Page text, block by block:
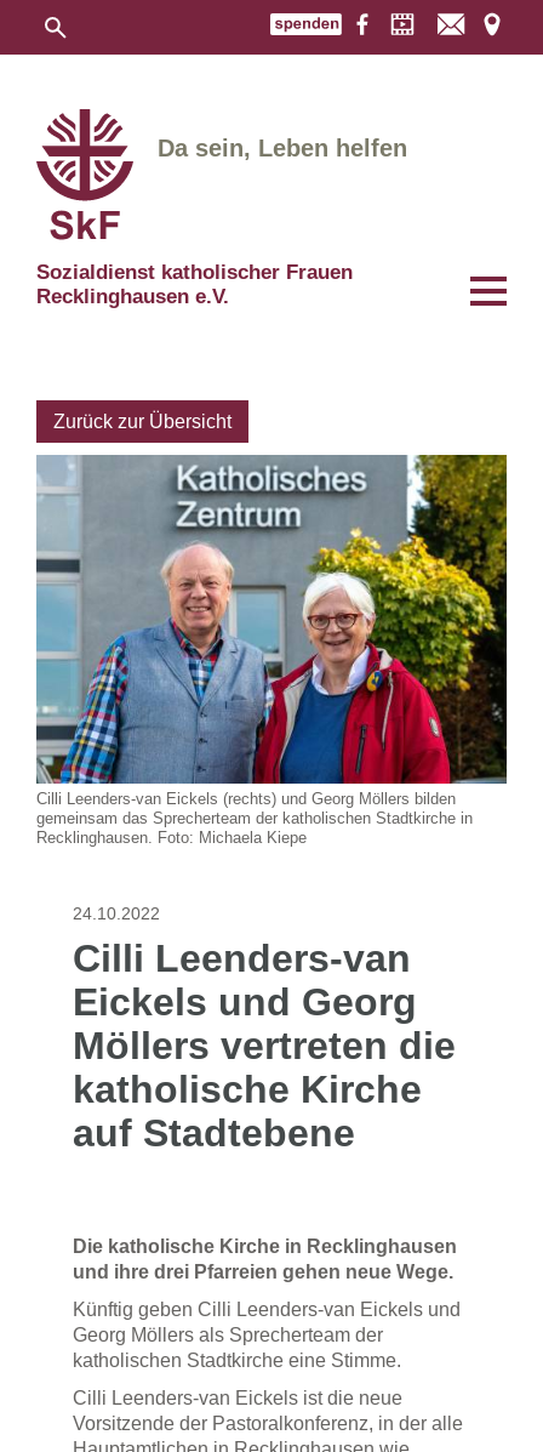
Sozialdienst katholischer Frauen
Recklinghausen e.V.
Da sein, Leben helfen
Zurück zur Übersicht
Cilli Leenders-van Eickels (rechts) und Georg Möllers bilden
gemeinsam das Sprecherteam der katholischen Stadtkirche in
Recklinghausen. Foto: Michaela Kiepe
24.10.2022
Cilli Leenders-van
Eickels und Georg
Möllers vertreten die
katholische Kirche
auf Stadtebene
Die katholische Kirche in Recklinghausen
und ihre drei Pfarreien gehen neue Wege.
Künftig geben Cilli Leenders-van Eickels und
Georg Möllers als Sprecherteam der
katholischen Stadtkirche eine Stimme.
Cilli Leenders-van Eickels ist die neue
Vorsitzende der Pastoralkonferenz, in der alle